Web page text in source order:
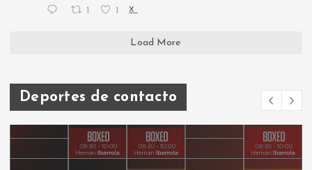
1 1 X
Load More
Deportes de contacto